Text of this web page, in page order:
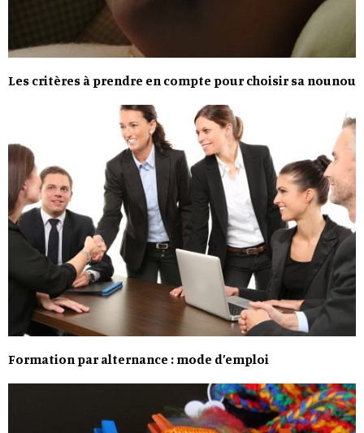
Les critères à prendre en compte pour choisir sa nounou
Formation par alternance : mode d’emploi